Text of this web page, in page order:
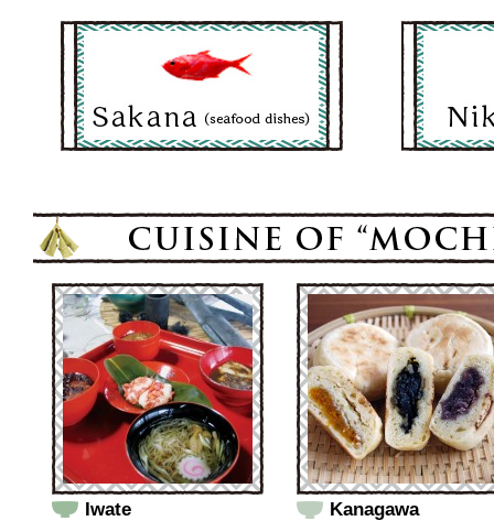
Iwate Kanagawa